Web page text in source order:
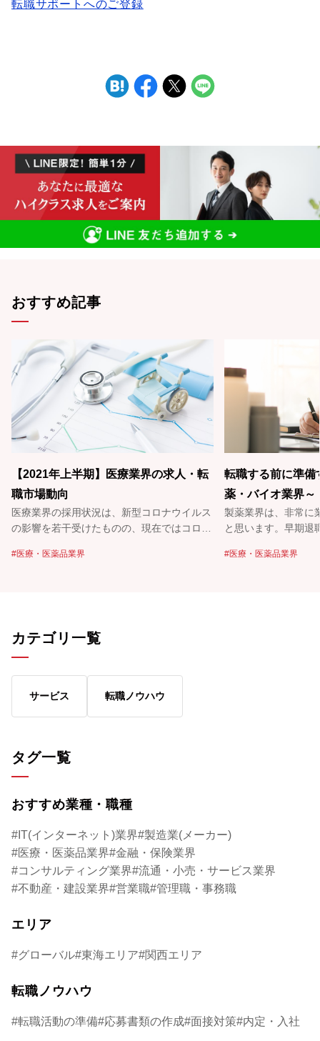
転職サポートへのご登録
おすすめ記事
【2021年上半期】医療業界の求人・転
職市場動向
医療業界の採用状況は、新型コロナウイルス
の影響を若干受けたものの、現在ではコロナ
す。特に、外資系の企業での採用が積極的
をいただくことが多いです。医療業界への転
医療・医薬品業界
転職する前に準備
薬・バイオ業界～
製薬業界は、非常に
と思います。早期退
も多くのニュースが
医療・医薬品業界
カテゴリ一覧
サービス 転職ノウハウ
タグ一覧
おすすめ業種・職種
IT(インターネット)業界 製造業(メーカー)
医療・医薬品業界 金融・保険業界
コンサルティング業界 流通・小売・サービス業界
不動産・建設業界 営業職 管理職・事務職
エリア
グローバル 東海エリア 関西エリア
転職ノウハウ
転職活動の準備 応募書類の作成 面接対策 内定・入社